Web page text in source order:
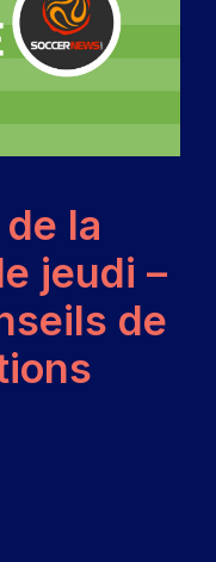
la
jeudi –
de